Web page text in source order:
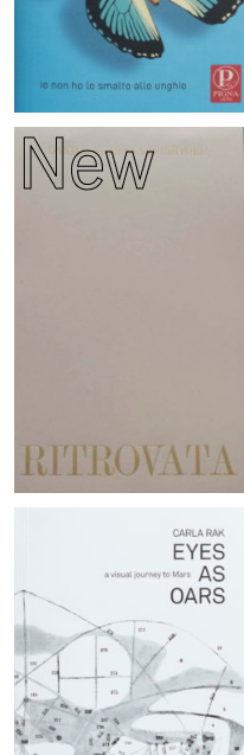
New